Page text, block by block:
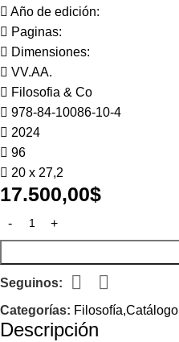
Año de edición:
Paginas:
Dimensiones:
VV.AA.
Filosofia & Co
978-84-10086-10-4
2024
96
20 x 27,2
17.500,00$
Seguinos:
Categorías: Filosofía,Catálogo
Descripción